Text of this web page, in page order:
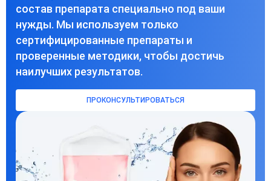
состав препарата специально под ваши
нужды. Мы используем только
сертифицированные препараты и
проверенные методики, чтобы достичь
наилучших результатов.
ПРОКОНСУЛЬТИРОВАТЬСЯ